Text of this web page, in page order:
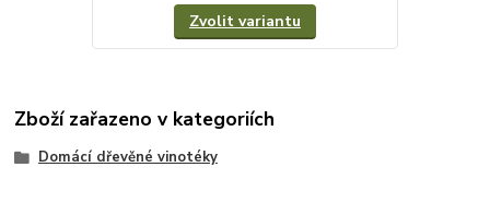
Zvolit variantu
Zboží zařazeno v kategoriích
Domácí dřevěné vinotéky